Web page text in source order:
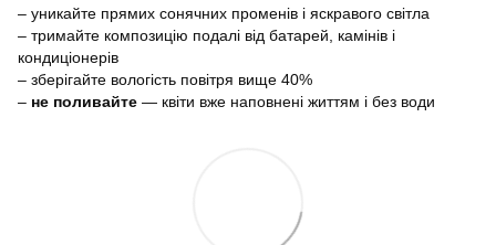
– уникайте прямих сонячних променів і яскравого світла
– тримайте композицію подалі від батарей, камінів і
кондиціонерів
– зберігайте вологість повітря вище 40%
– не поливайте — квіти вже наповнені життям і без води